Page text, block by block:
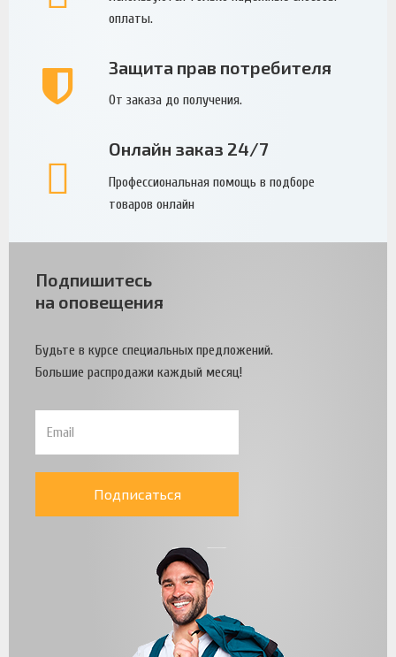
оплаты.
Защита прав потребителя
От заказа до получения.
Онлайн заказ 24/7
Профессиональная помощь в подборе
товаров онлайн
Подпишитесь
на оповещения
Будьте в курсе специальных предложений.
Большие распродажи каждый месяц!
Подписаться